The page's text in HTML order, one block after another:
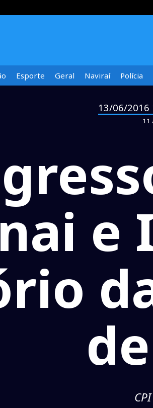
Esporte Geral Naviraí Polícia
13/06/2016
11
e